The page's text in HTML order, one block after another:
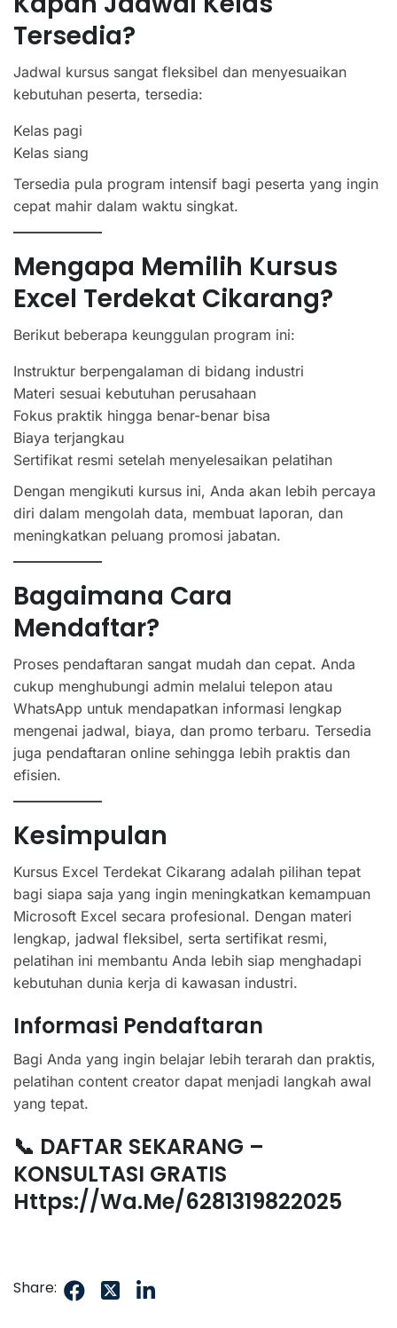
Tersedia?
Jadwal kursus sangat fleksibel dan menyesuaikan
kebutuhan peserta, tersedia:
Kelas pagi
Kelas siang
Tersedia pula program intensif bagi peserta yang ingin
cepat mahir dalam waktu singkat.
Mengapa Memilih Kursus
Excel Terdekat Cikarang?
Berikut beberapa keunggulan program ini:
Instruktur berpengalaman di bidang industri
Materi sesuai kebutuhan perusahaan
Fokus praktik hingga benar-benar bisa
Biaya terjangkau
Sertifikat resmi setelah menyelesaikan pelatihan
Dengan mengikuti kursus ini, Anda akan lebih percaya
diri dalam mengolah data, membuat laporan, dan
meningkatkan peluang promosi jabatan.
Bagaimana Cara
Mendaftar?
Proses pendaftaran sangat mudah dan cepat. Anda
cukup menghubungi admin melalui telepon atau
WhatsApp untuk mendapatkan informasi lengkap
mengenai jadwal, biaya, dan promo terbaru. Tersedia
juga pendaftaran online sehingga lebih praktis dan
efisien.
Kesimpulan
Kursus Excel Terdekat Cikarang adalah pilihan tepat
bagi siapa saja yang ingin meningkatkan kemampuan
Microsoft Excel secara profesional. Dengan materi
lengkap, jadwal fleksibel, serta sertifikat resmi,
pelatihan ini membantu Anda lebih siap menghadapi
kebutuhan dunia kerja di kawasan industri.
Informasi Pendaftaran
Bagi Anda yang ingin belajar lebih terarah dan praktis,
pelatihan content creator dapat menjadi langkah awal
yang tepat.
📞 DAFTAR SEKARANG –
KONSULTASI GRATIS
Https://wa.me/6281319822025
Share: